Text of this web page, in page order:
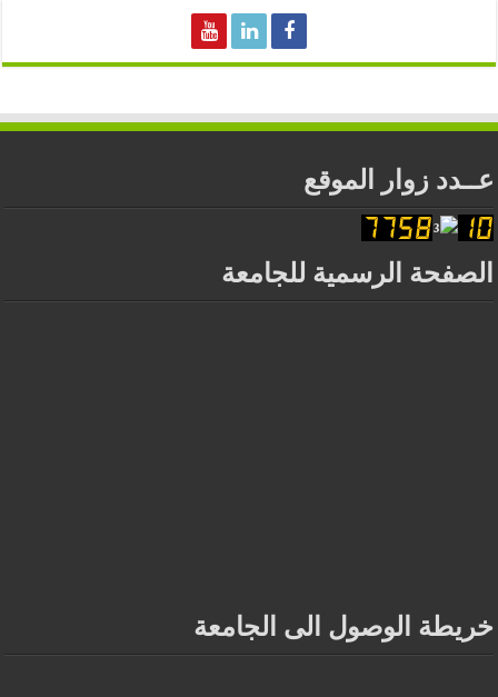
عــدد زوار الموقع
الصفحة الرسمية للجامعة
خريطة الوصول الى الجامعة